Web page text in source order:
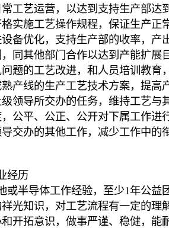
工艺运营，以达到支持生产部达
实施工艺操作规程，保证生产正
备优化，支持生产部的收率，产
同其他部门合作以达到产能扩展
题的工艺改进，和人员培训教育
产线的生产工艺技术方案，提高
领导所交办的任务，维持工艺与
公平、公正、公开对下属工作进
交办的其他工作，减少工作中的
经历
或半导体工作经验，至少1年公益
光知识，对工艺流程有一定的理
开拓意识，做事严谨、稳健，能